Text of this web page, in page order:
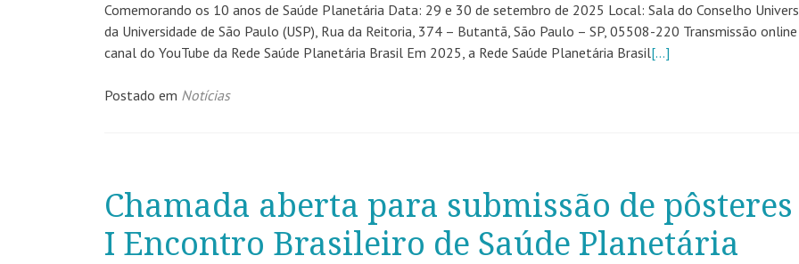
Comemorando os 10 anos de Saúde Planetária Data: 29 e 30 de setembro de 2025 Local: Sala do Conselho
da Universidade de São Paulo (USP), Rua da Reitoria, 374 – Butantã, São Paulo – SP, 05508-220 Transmissão
canal do YouTube da Rede Saúde Planetária Brasil Em 2025, a Rede Saúde Planetária Brasil[…]
Postado em Notícias
Chamada aberta para submissão de
I Encontro Brasileiro de Saúde Planetária